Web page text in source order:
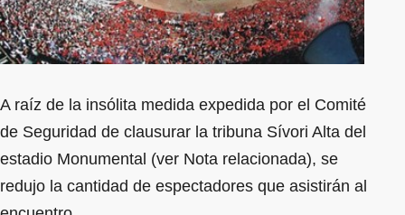
A raíz de la insólita medida expedida por el Comité
de Seguridad de clausurar la tribuna Sívori Alta del
estadio Monumental (ver Nota relacionada), se
redujo la cantidad de espectadores que asistirán al